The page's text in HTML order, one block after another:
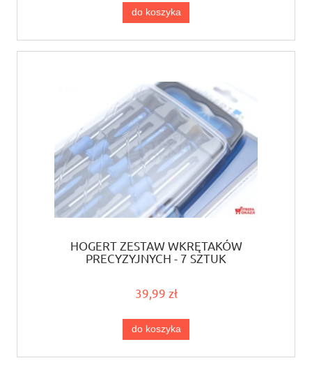
do koszyka
HOGERT ZESTAW WKRĘTAKÓW
PRECYZYJNYCH - 7 SZTUK
39,99 zł
do koszyka